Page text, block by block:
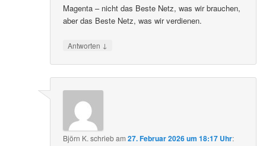
Magenta – nicht das Beste Netz, was wir brauchen,
aber das Beste Netz, was wir verdienen.
Antworten ↓
Björn K. schriebam27. Februar 2026 um 18:17 Uhr: